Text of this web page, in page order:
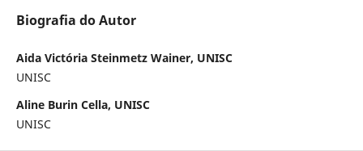
Biografia do Autor
Aida Victória Steinmetz Wainer, UNISC
UNISC
Aline Burin Cella, UNISC
UNISC